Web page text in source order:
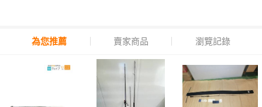
為您推薦 賣家商品 瀏覽記錄